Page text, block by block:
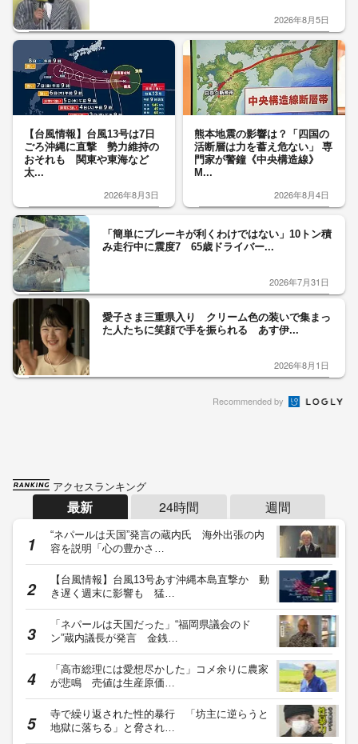
2026年8月5日
【台風情報】台風13号は7日
ごろ沖縄に直撃 勢力維持の
おそれも 関東や東海など
太...
2026年8月3日
熊本地震の影響は？「四国の
活断層は力を蓄え危ない」 専
門家が警鐘《中央構造線》
M...
2026年8月4日
「簡単にブレーキが利くわけではない」10トン積
み走行中に震度7 65歳ドライバー...
2026年7月31日
愛子さま三重県入り クリーム色の装いで集まっ
た人たちに笑顔で手を振られる あす伊...
2026年8月1日
Recommended by
アクセスランキング
最新 24時間 週間
“ネパールは天国”発言の蔵内氏 海外出張の内
容を説明「心の豊かさ…
【台風情報】台風13号あす沖縄本島直撃か 動
き遅く週末に影響も 猛…
「ネパールは天国だった」“福岡県議会のド
ン”蔵内議長が発言 金銭…
「高市総理には愛想尽かした」コメ余りに農家
が悲鳴 売値は生産原価…
寺で繰り返された性的暴行 「坊主に逆らうと
地獄に落ちる」と脅され…